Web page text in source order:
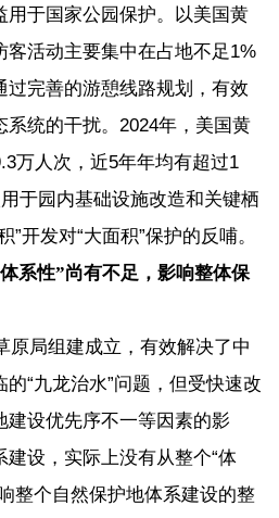
用于国家公园保护。以美国黄
客活动主要集中在占地不足1%
过完善的游憩线路规划，有效
统的干扰。2024年，美国黄
万人次，近5年年均有超过1
于园内基础设施改造和关键栖
开发对“大面积”保护的反哺。
系性”尚有不足，影响整体保
原局组建成立，有效解决了中
“九龙治水”问题，但受快速改
建设优先序不一等因素的影
设，实际上没有从整个“体
整个自然保护地体系建设的整